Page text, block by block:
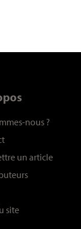
nous ?
un article
site